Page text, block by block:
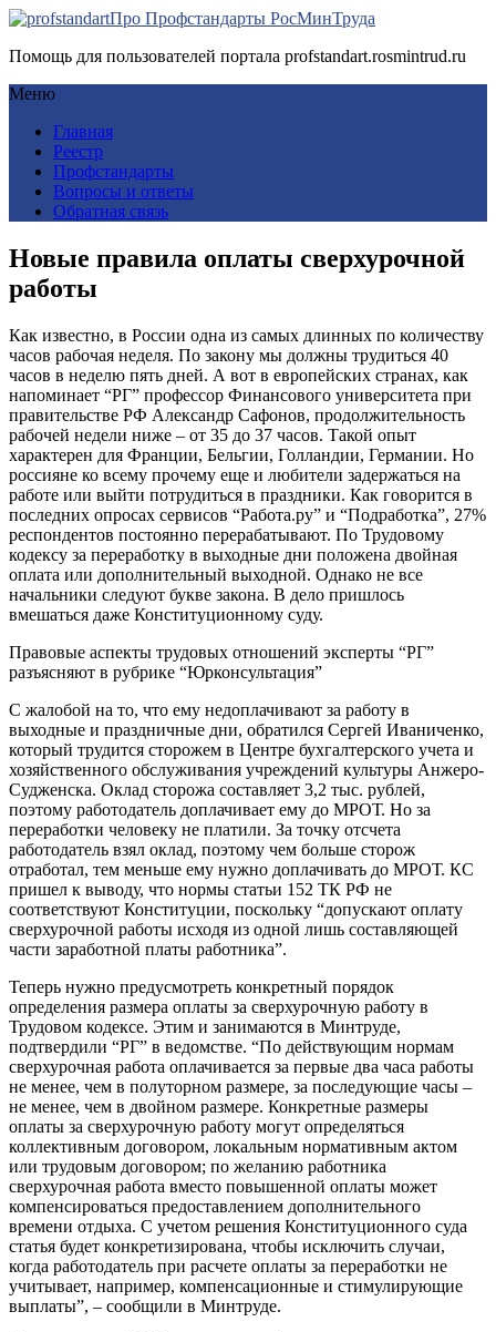
Про Профстандарты РосМинТруда
Помощь для пользователей портала profstandart.rosmintrud.ru
Меню
Главная
Реестр
Профстандарты
Вопросы и ответы
Обратная связь
Новые правила оплаты сверхурочной
работы
Как известно, в России одна из самых длинных по количеству
часов рабочая неделя. По закону мы должны трудиться 40
часов в неделю пять дней. А вот в европейских странах, как
напоминает “РГ” профессор Финансового университета при
правительстве РФ Александр Сафонов, продолжительность
рабочей недели ниже – от 35 до 37 часов. Такой опыт
характерен для Франции, Бельгии, Голландии, Германии. Но
россияне ко всему прочему еще и любители задержаться на
работе или выйти потрудиться в праздники. Как говорится в
последних опросах сервисов “Работа.ру” и “Подработка”, 27%
респондентов постоянно перерабатывают. По Трудовому
кодексу за переработку в выходные дни положена двойная
оплата или дополнительный выходной. Однако не все
начальники следуют букве закона. В дело пришлось
вмешаться даже Конституционному суду.
Правовые аспекты трудовых отношений эксперты “РГ”
разъясняют в рубрике “Юрконсультация”
С жалобой на то, что ему недоплачивают за работу в
выходные и праздничные дни, обратился Сергей Иваниченко,
который трудится сторожем в Центре бухгалтерского учета и
хозяйственного обслуживания учреждений культуры Анжеро-
Судженска. Оклад сторожа составляет 3,2 тыс. рублей,
поэтому работодатель доплачивает ему до МРОТ. Но за
переработки человеку не платили. За точку отсчета
работодатель взял оклад, поэтому чем больше сторож
отработал, тем меньше ему нужно доплачивать до МРОТ. КС
пришел к выводу, что нормы статьи 152 ТК РФ не
соответствуют Конституции, поскольку “допускают оплату
сверхурочной работы исходя из одной лишь составляющей
части заработной платы работника”.
Теперь нужно предусмотреть конкретный порядок
определения размера оплаты за сверхурочную работу в
Трудовом кодексе. Этим и занимаются в Минтруде,
подтвердили “РГ” в ведомстве. “По действующим нормам
сверхурочная работа оплачивается за первые два часа работы
не менее, чем в полуторном размере, за последующие часы –
не менее, чем в двойном размере. Конкретные размеры
оплаты за сверхурочную работу могут определяться
коллективным договором, локальным нормативным актом
или трудовым договором; по желанию работника
сверхурочная работа вместо повышенной оплаты может
компенсироваться предоставлением дополнительного
времени отдыха. С учетом решения Конституционного суда
статья будет конкретизирована, чтобы исключить случаи,
когда работодатель при расчете оплаты за переработки не
учитывает, например, компенсационные и стимулирующие
выплаты”, – сообщили в Минтруде.